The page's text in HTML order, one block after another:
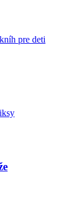
pre deti